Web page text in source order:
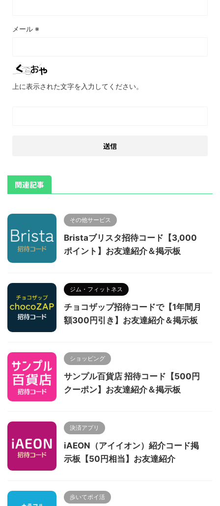
メール ※
上に表示された文字を入力してください。
関連記事
その他サービス
Bristaブリスタ招待コード【3,000
ポイント】お友達紹介＆掲示板
ジム・フィットネス
チョコザップ招待コードで【1年間月
額300円引き】お友達紹介＆掲示板
ショッピング
サンプル百貨店 招待コード【500円
クーポン】お友達紹介＆掲示板
決済アプリ
iAEON（アイイオン）紹介コード掲
示板【50円相当】お友達紹介
歩いてポイ活